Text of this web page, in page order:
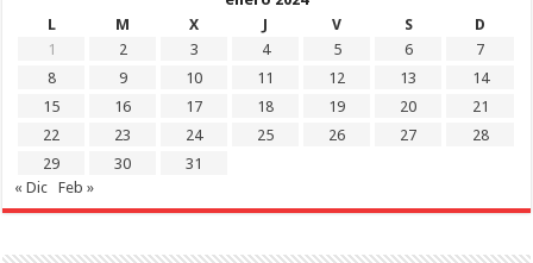
L
M X J V S
D
1
2 3 4 5 6
7
8
9 10 11 12 13
14
15
16 17 18 19 20
21
22
23 24 25 26 27
28
29
30
31
« Dic
Feb »